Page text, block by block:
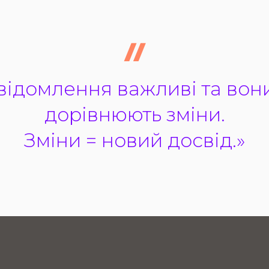
важливі та
дорівнюють зміни.
Зміни = новий досвід.»